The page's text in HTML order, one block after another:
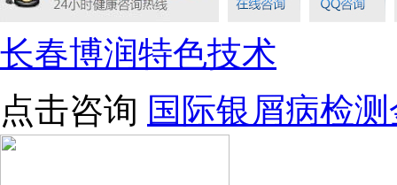
长春博润特色技术
点击咨询 国际银屑病检